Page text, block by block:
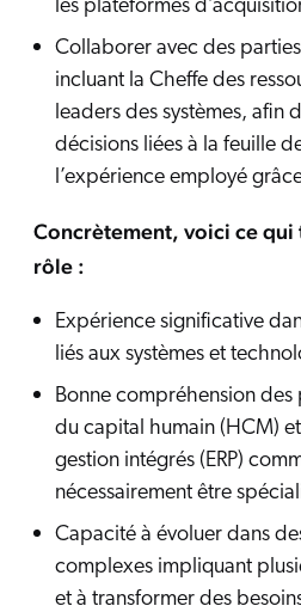
les plateformes
Collaborer avec des
incluant la Cheffe des
leaders des systèmes, afin
décisions liées à la feuille
l’expérience employé
Concrètement, voici ce
rôle :
Expérience significative
liés aux systèmes et
Bonne compréhension
du capital humain (HCM)
gestion intégrés (ERP)
nécessairement être
Capacité à évoluer dans
complexes impliquant
et à transformer des